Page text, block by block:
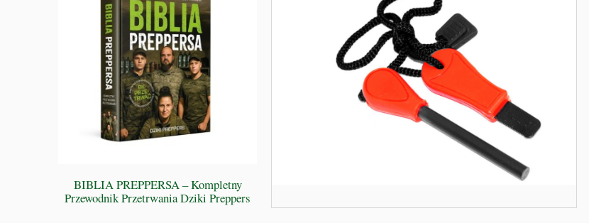
BIBLIA PREPPERSA – Kompletny
Przewodnik Przetrwania Dziki Preppers